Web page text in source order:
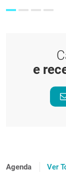
e
Agenda Ver